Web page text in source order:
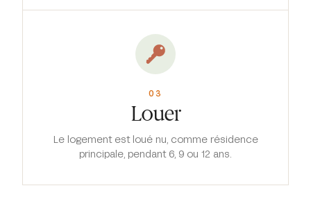
03
Louer
Le logement est loué nu, comme résidence
principale, pendant 6, 9 ou 12 ans.